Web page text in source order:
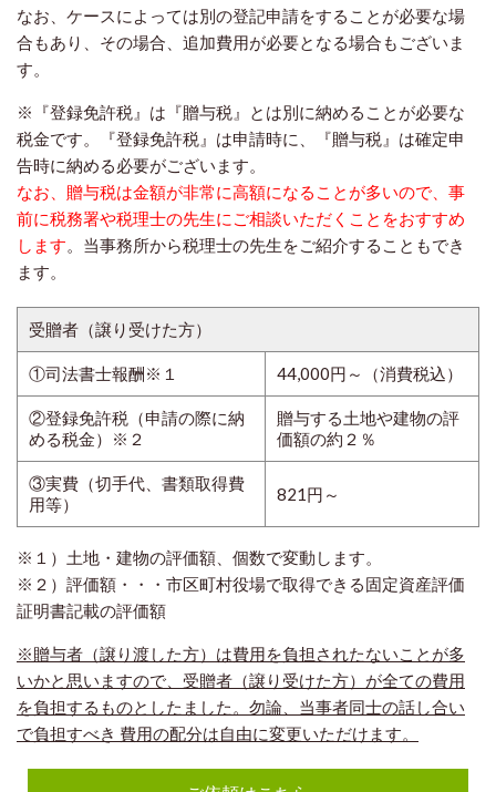
なお、ケースによっては別の登記申請をすることが必要な場
合もあり、その場合、追加費用が必要となる場合もございま
す。
※『登録免許税』は『贈与税』とは別に納めることが必要な
税金です。『登録免許税』は申請時に、『贈与税』は確定申
告時に納める必要がございます。
なお、贈与税は金額が非常に高額になることが多いので、事
前に税務署や税理士の先生にご相談いただくことをおすすめ
します。当事務所から税理士の先生をご紹介することもでき
ます。
受贈者（譲り受けた方）
①司法書士報酬※１ 44,000円～（消費税込）
②登録免許税（申請の際に納
める税金）※２
贈与する土地や建物の評
価額の約２％
③実費（切手代、書類取得費
用等）
821円～
※１）土地・建物の評価額、個数で変動します。
※２）評価額・・・市区町村役場で取得できる固定資産評価
証明書記載の評価額
※贈与者（譲り渡した方）は費用を負担されたないことが多
いかと思いますので、受贈者（譲り受けた方）が全ての費用
を負担するものとしたました。勿論、当事者同士の話し合い
で負担すべき 費用の配分は自由に変更いただけます。